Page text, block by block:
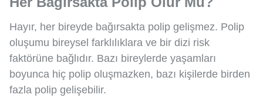
Hayır, her bireyde bağırsakta polip gelişmez. Polip
oluşumu bireysel farklılıklara ve bir dizi risk
faktörüne bağlıdır. Bazı bireylerde yaşamları
boyunca hiç polip oluşmazken, bazı kişilerde birden
fazla polip gelişebilir.